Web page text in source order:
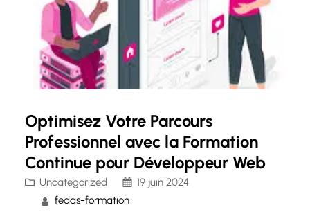
Optimisez Votre Parcours
Professionnel avec la Formation
Continue pour Développeur Web
Uncategorized
19 juin 2024
fedas-formation